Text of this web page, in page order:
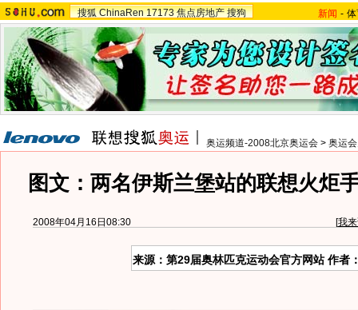
搜狐 ChinaRen 17173 焦点房地产 搜狗 新闻 -
奥运频道-2008北京奥运会 > 奥运
图文：两名伊斯兰堡站的联想火炬
2008年04月16日08:30 [我
来源：第29届奥林匹克运动会官方网站 作者